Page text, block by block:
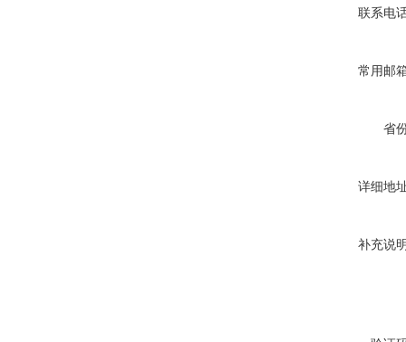
联系电
常用邮
省
详细地
补充说